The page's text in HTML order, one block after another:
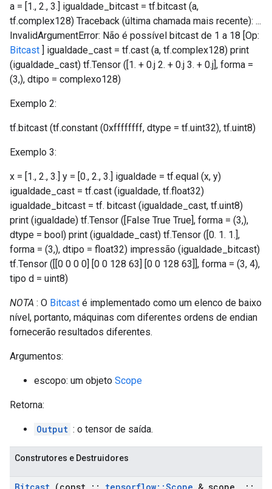
a = [1., 2., 3.] igualdade_bitcast = tf.bitcast (a,
tf.complex128) Traceback (última chamada mais recente): ...
InvalidArgumentError: Não é possível bitcast de 1 a 18 [Op:
Bitcast ] igualdade_cast = tf.cast (a, tf.complex128) print
(igualdade_cast) tf.Tensor ([1. + 0.j 2. + 0.j 3. + 0.j], forma =
(3,), dtipo = complexo128)
Exemplo 2:
tf.bitcast (tf.constant (0xffffffff, dtype = tf.uint32), tf.uint8)
Exemplo 3:
x = [1., 2., 3.] y = [0., 2., 3.] igualdade = tf.equal (x, y)
igualdade_cast = tf.cast (igualdade, tf.float32)
igualdade_bitcast = tf. bitcast (igualdade_cast, tf.uint8)
print (igualdade) tf.Tensor ([False True True], forma = (3,),
dtype = bool) print (igualdade_cast) tf.Tensor ([0. 1. 1.],
forma = (3,), dtipo = float32) impressão (igualdade_bitcast)
tf.Tensor ([[0 0 0 0] [0 0 128 63] [0 0 128 63]], forma = (3, 4),
tipo d = uint8)
NOTA : O Bitcast é implementado como um elenco de baixo
nível, portanto, máquinas com diferentes ordens de endian
fornecerão resultados diferentes.
Argumentos:
escopo: um objeto Scope
Retorna:
Output : o tensor de saída.
Construtores e Destruidores